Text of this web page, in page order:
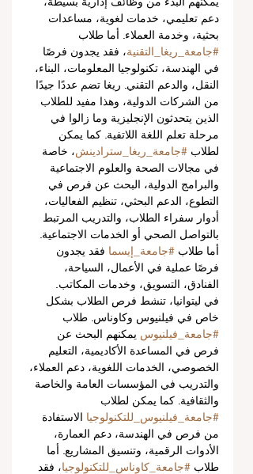
دعم تعليمي، خدمات لغوية، مساعدات
بحثية، وخدمة العملاء. أما طلاب
#جامعة_ريغا_التقنية، فقد يجدون فرصًا
في الهندسة، تكنولوجيا المعلومات، البناء،
النقل، والدعم التقني. ريغا تضم عددًا جيدًا
من الشركات الدولية، وهذا مفيد للطلاب
الذين يتحدثون الإنجليزية وما زالوا في
مرحلة تعلم اللغة اللاتفية. كما يمكن
لطلاب #جامعة_ريغا_سترادينش، خاصة
في مجالات الصحة والعلوم الاجتماعية
والبرامج الدولية، البحث عن فرص في
التطوع، الدعم البحثي، تنظيم الفعاليات،
أدوار سفراء الطلاب، والتدريب المرتبط
بالتواصل الصحي أو الخدمات الاجتماعية.
أما طلاب #جامعة_إيسما فقد يجدون
فرصًا عملية في الأعمال، السياحة،
الفنادق، التسويق، وخدمات المكاتب.
في ليتوانيا، تنشط فرص الطلاب بشكل
خاص في فيلنيوس وكاوناس. طلاب
#جامعة_فيلنيوس يمكنهم البحث عن
فرص في المساعدة الأكاديمية، التعليم
الخصوصي، الخدمات اللغوية، دعم العملاء،
والتدريب في المؤسسات العامة والخاصة
والثقافية. كما يمكن لطلاب
#جامعة_فيلنيوس_للتكنولوجيا الاستفادة
من فرص في الهندسة، دعم العمارة،
الأدوات الرقمية، وتنسيق المشاريع. أما
طلاب #جامعة_كاوناس_للتكنولوجيا، فقد